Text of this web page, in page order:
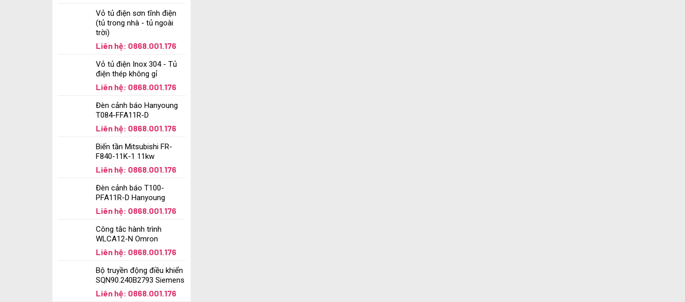
Vỏ tủ điện sơn tĩnh điện
(tủ trong nhà - tủ ngoài
trời)
Liên hệ: 0868.001.176
Vỏ tủ điện Inox 304 - Tủ
điện thép không gỉ
Liên hệ: 0868.001.176
Đèn cảnh báo Hanyoung
T084-FFA11R-D
Liên hệ: 0868.001.176
Biến tần Mitsubishi FR-
F840-11K-1 11kw
Liên hệ: 0868.001.176
Đèn cảnh báo T100-
PFA11R-D Hanyoung
Liên hệ: 0868.001.176
Công tắc hành trình
WLCA12-N Omron
Liên hệ: 0868.001.176
Bộ truyền động điều khiển
SQN90.240B2793 Siemens
Liên hệ: 0868.001.176